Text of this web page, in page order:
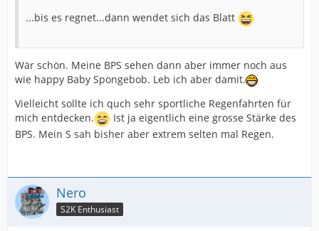
...bis es regnet...dann wendet sich das Blatt
Wär schön. Meine BPS sehen dann aber immer noch aus
wie happy Baby Spongebob. Leb ich aber damit.
Vielleicht sollte ich quch sehr sportliche Regenfahrten für
mich entdecken.
Ist ja eigentlich eine grosse Stärke des
BPS. Mein S sah bisher aber extrem selten mal Regen.
Nero
S2K Enthusiast